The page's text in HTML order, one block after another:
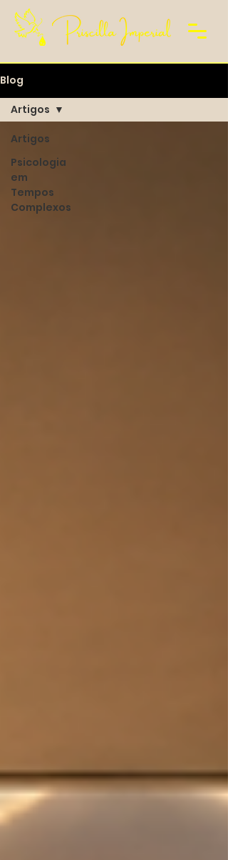
Blog
Artigos
Psicologia
em
Tempos
Complexos
Artigos